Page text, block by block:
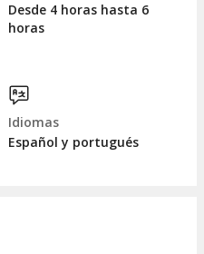
Desde 4 horas hasta 6
horas
Idiomas
Español y portugués